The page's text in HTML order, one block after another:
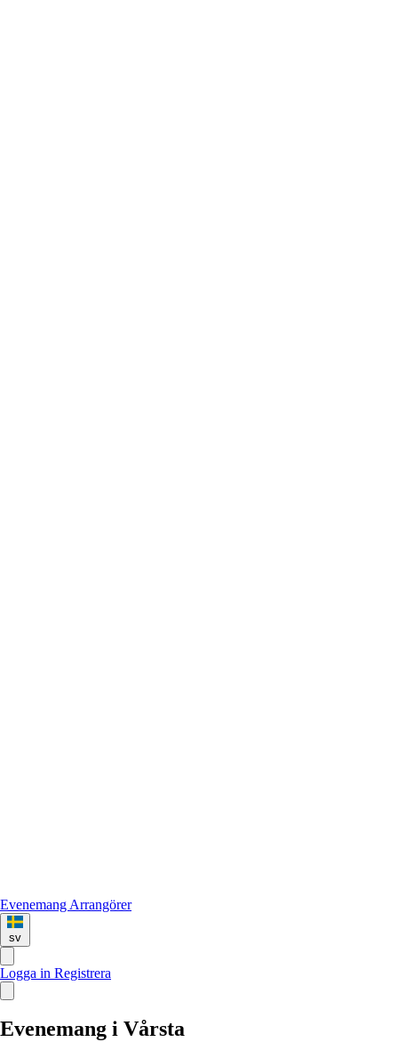
Evenemang Arrangörer
sv
Logga in Registrera
Evenemang i Vårsta